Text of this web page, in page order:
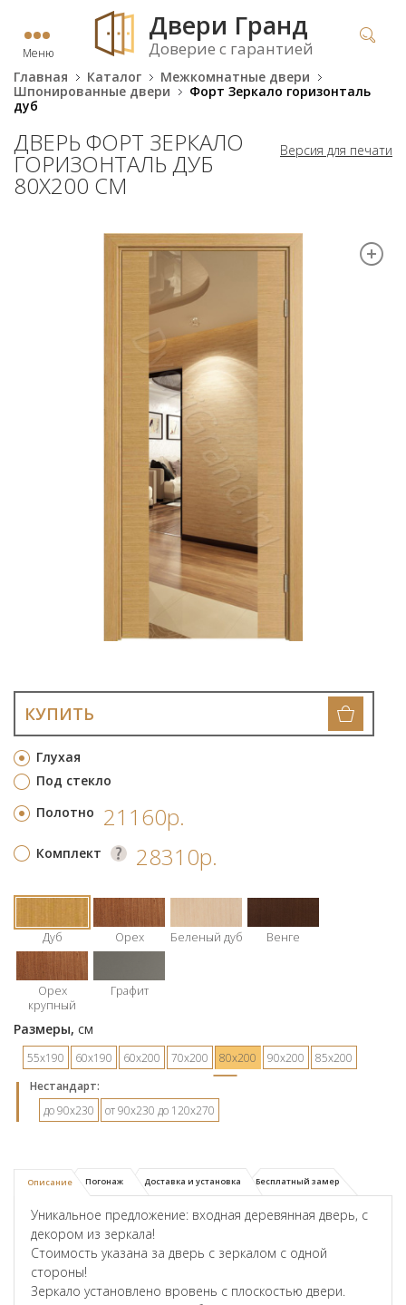
Меню
Двери Гранд
Доверие с гарантией
Главная Каталог
Межкомнатные двери
Шпонированные двери
Форт Зеркало горизонталь
дуб
Версия для печати
ДВЕРЬ ФОРТ ЗЕРКАЛО
ГОРИЗОНТАЛЬ ДУБ
80Х200 СМ
Глухая
Под стекло
КУПИТЬ
Полотно 21160р.
Комплект 28310р.
Дуб Орех Беленый дуб Венге
Орех
крупный
Графит
Размеры, см
55х190 60х190 60х200 70х200 80х200 90х200
85х200
Hестандарт:
до 90х230
от 90х230 до 120х270
Описание Погонаж Доставка и установка Бесплатный замер
Уникальное предложение: входная деревянная дверь, с
декором из зеркала!
Стоимость указана за дверь с зеркалом с одной
стороны!
Зеркало установлено вровень с плоскостью двери.